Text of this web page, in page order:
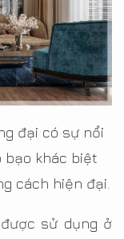
đại có sự nổi
bạo khác biệt
cách hiện đại.
sử dụng ở